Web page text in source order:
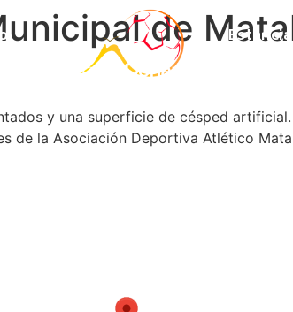
Estancia
de
y una superficie de césped
de la Asociación Deportiva Atlético